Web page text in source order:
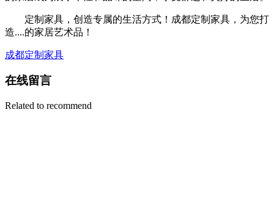
定制家具，创造专属的生活方式！成都定制家具，为您打
造....的家居艺术品！
成都定制家具
在线留言
Related to recommend